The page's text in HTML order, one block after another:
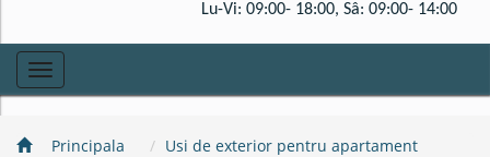
Lu-Vi: 09:00- 18:00, Sâ: 09:00- 14:00
Toggle
navigation
Principala
Usi de exterior pentru apartament